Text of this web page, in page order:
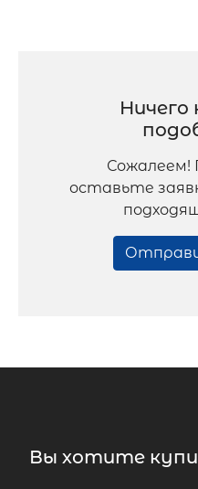
Ничего
Сожалеем!
оставьте
Вы хотите